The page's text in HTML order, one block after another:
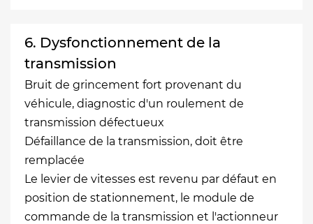
6. Dysfonctionnement de la
transmission
Bruit de grincement fort provenant du
véhicule, diagnostic d'un roulement de
transmission défectueux
Défaillance de la transmission, doit être
remplacée
Le levier de vitesses est revenu par défaut en
position de stationnement, le module de
commande de la transmission et l'actionneur